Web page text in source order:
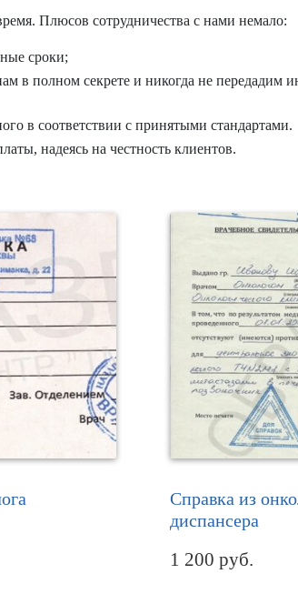
Плюсов сотрудничества с нами немало:
сроки;
в полном секрете и никогда не передадим
в соответствии с принятыми стандартами.
надеясь на честность клиентов.
Справка из
диспансера
1 200 руб.